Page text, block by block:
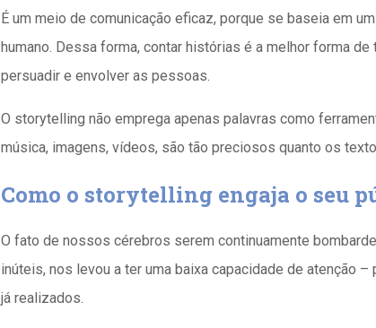
É um meio de comunicação eficaz, porque se baseia em
humano. Dessa forma, contar histórias é a melhor forma
persuadir e envolver as pessoas.
O storytelling não emprega apenas palavras como
música, imagens, vídeos, são tão preciosos quanto os
Como o storytelling engaja o seu
O fato de nossos cérebros serem continuamente
inúteis, nos levou a ter uma baixa capacidade de atenção
já realizados.